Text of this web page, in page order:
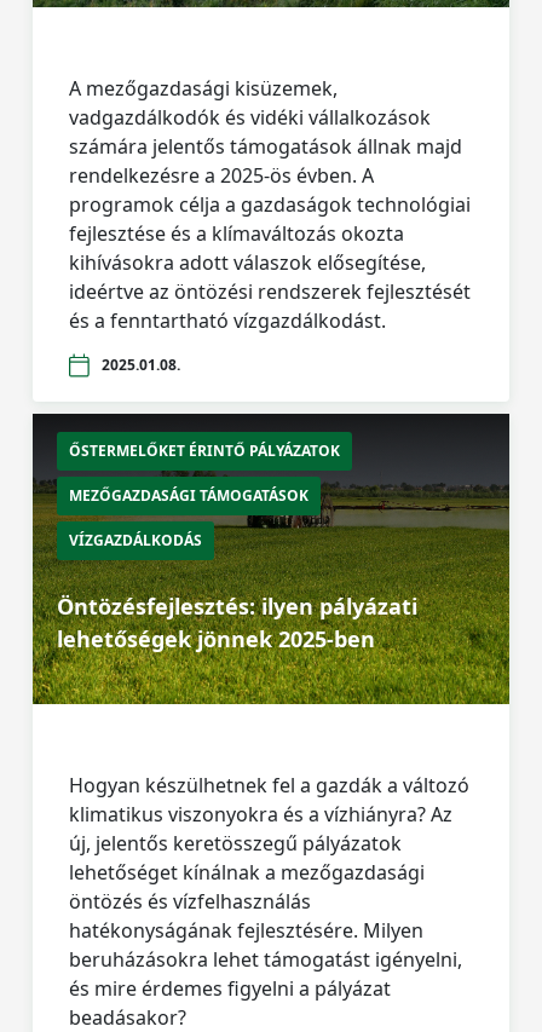
A mezőgazdasági kisüzemek,
vadgazdálkodók és vidéki vállalkozások
számára jelentős támogatások állnak majd
rendelkezésre a 2025-ös évben. A
programok célja a gazdaságok technológiai
fejlesztése és a klímaváltozás okozta
kihívásokra adott válaszok elősegítése,
ideértve az öntözési rendszerek fejlesztését
és a fenntartható vízgazdálkodást.
2025.01.08.
ŐSTERMELŐKET ÉRINTŐ PÁLYÁZATOK
MEZŐGAZDASÁGI TÁMOGATÁSOK
VÍZGAZDÁLKODÁS
Öntözésfejlesztés: ilyen pályázati
lehetőségek jönnek 2025-ben
Hogyan készülhetnek fel a gazdák a változó
klimatikus viszonyokra és a vízhiányra? Az
új, jelentős keretösszegű pályázatok
lehetőséget kínálnak a mezőgazdasági
öntözés és vízfelhasználás
hatékonyságának fejlesztésére. Milyen
beruházásokra lehet támogatást igényelni,
és mire érdemes figyelni a pályázat
beadásakor?